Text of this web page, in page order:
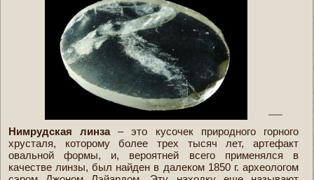
Нимрудская линза– это кусочек природного горного
хрусталя, которому более трех тысяч лет, артефакт
овальной формы, и, вероятней всего применялся в
качестве линзы, был найден в далеком 1850 г. археологом